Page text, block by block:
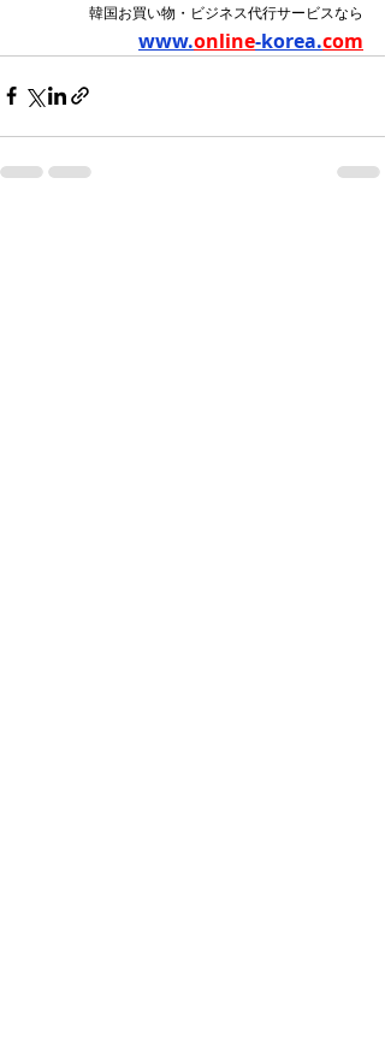
韓国お買い物・ビジネス代行サービスなら
www.online-korea.com